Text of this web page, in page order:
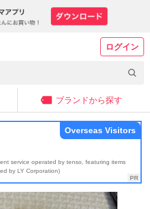
ログイン
ブランドから探す
service operated by tenso, featuring items
by LY Corporation)
Overseas Visitors